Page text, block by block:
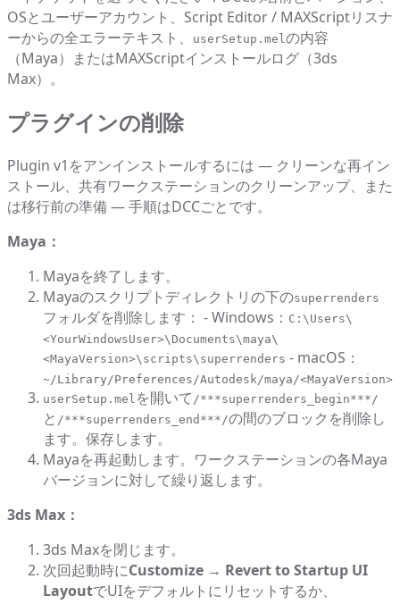
OSとユーザーアカウント、Script Editor / MAXScriptリスナ
ーからの全エラーテキスト、
userSetup.mel の内容
（Maya）またはMAXScriptインストールログ（3ds
Max）。
プラグインの削除
Plugin v1をアンインストールするには — クリーンな再イン
ストール、共有ワークステーションのクリーンアップ、また
は移行前の準備 — 手順はDCCごとです。
Maya：
Mayaを終了します。
Mayaのスクリプトディレクトリの下のsuperrenders
フォルダを削除します： - Windows： C:\Users\
<YourWindowsUser>\Documents\maya\
<MayaVersion>\scripts\superrenders - macOS：
~/Library/Preferences/Autodesk/maya/
userSetup.mel を開いて /***superrenders_begin***/
と /***superrenders_end***/の間のブロックを削除し
ます。保存します。
Mayaを再起動します。ワークステーションの各Maya
バージョンに対して繰り返します。
3ds Max：
3ds Maxを閉じます。
次回起動時にCustomize → Revert to Startup UI
LayoutでUIをデフォルトにリセットするか、